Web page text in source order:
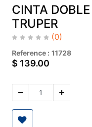
CINTA
TRUPER
(0)
Reference : 11728
$ 139.00